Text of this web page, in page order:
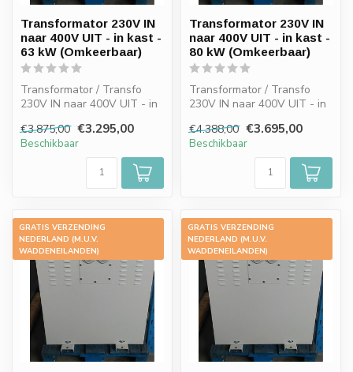
Transformator 230V IN
naar 400V UIT - in kast -
63 kW (Omkeerbaar)
Transformator / Transfo
230V IN naar 400V UIT - in
€3.875,00 €3.295,00
Beschikbaar
Transformator 230V IN
naar 400V UIT - in kast -
80 kW (Omkeerbaar)
Transformator / Transfo
230V IN naar 400V UIT - in
€4.388,00 €3.695,00
Beschikbaar
GRATIS VERZENDING
NEDERLAND (M.U.V.
WADDENEILANDEN)
-12%
GRATIS VERZENDING
NEDERLAND (M.U.V.
WADDENEILANDEN)
-14%